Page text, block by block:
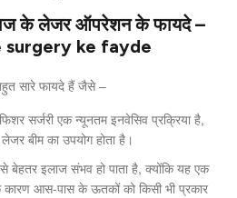
के लेजर ऑपरेशन के फायदे –
surgery ke fayde
सारे फायदे हैं जैसे –
सर्जरी एक न्यूनतम इनवेसिव प्रक्रिया है,
बीम का उपयोग होता है।
इलाज संभव हो पाता है, क्योंकि यह एक
आस-पास के ऊतकों को किसी भी प्रकार